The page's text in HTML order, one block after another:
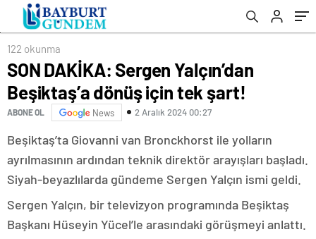
122 okunma
SON DAKİKA: Sergen Yalçın’dan
Beşiktaş’a dönüş için tek şart!
ABONE OL News 2 Aralık 2024 00:27
Beşiktaş’ta Giovanni van Bronckhorst ile yolların
ayrılmasının ardından teknik direktör arayışları başladı.
Siyah-beyazlılarda gündeme Sergen Yalçın ismi geldi.
Sergen Yalçın, bir televizyon programında Beşiktaş
Başkanı Hüseyin Yücel’le arasındaki görüşmeyi anlattı.